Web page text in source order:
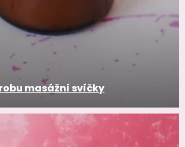
masážní svíčky